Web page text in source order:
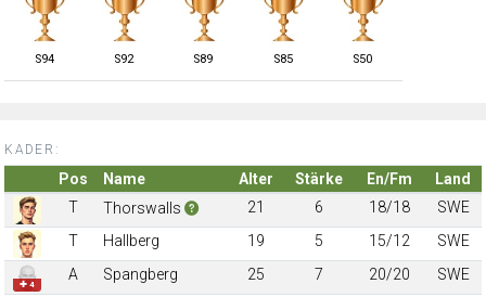
S94 S92 S89 S85 S50
KADER:
Pos Name Alter Stärke En/Fm
Land
T
Thorswalls 21 6 18/18
SWE
T
Hallberg 19 5 15/12 SWE
✚ 4
A Spangberg 25 7 20/20
SWE